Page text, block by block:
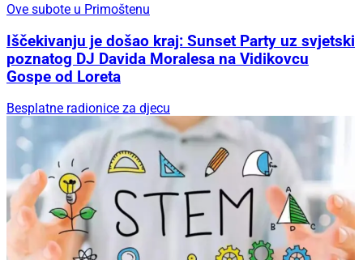
Ove subote u Primoštenu
Iščekivanju je došao kraj: Sunset Party uz svjetski
poznatog DJ Davida Moralesa na Vidikovcu
Gospe od Loreta
Besplatne radionice za djecu